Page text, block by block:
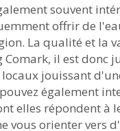
souvent
offrir de
La qualité et la
Comark, il est donc
jouissant
également
elles répondent à
vous orienter vers